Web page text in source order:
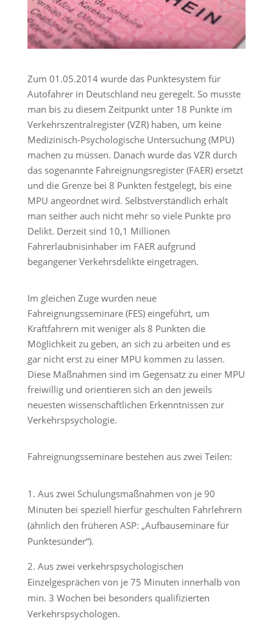
Zum 01.05.2014 wurde das Punktesystem für
Autofahrer in Deutschland neu geregelt. So musste
man bis zu diesem Zeitpunkt unter 18 Punkte im
Verkehrszentralregister (VZR) haben, um keine
Medizinisch-Psychologische Untersuchung (MPU)
machen zu müssen. Danach wurde das VZR durch
das sogenannte Fahreignungsregister (FAER) ersetzt
und die Grenze bei 8 Punkten festgelegt, bis eine
MPU angeordnet wird. Selbstverständlich erhält
man seither auch nicht mehr so viele Punkte pro
Delikt. Derzeit sind 10,1 Millionen
Fahrerlaubnisinhaber im FAER aufgrund
begangener Verkehrsdelikte eingetragen.
Im gleichen Zuge wurden neue
Fahreignungsseminare (FES) eingeführt, um
Kraftfahrern mit weniger als 8 Punkten die
Möglichkeit zu geben, an sich zu arbeiten und es
gar nicht erst zu einer MPU kommen zu lassen.
Diese Maßnahmen sind im Gegensatz zu einer MPU
freiwillig und orientieren sich an den jeweils
neuesten wissenschaftlichen Erkenntnissen zur
Verkehrspsychologie.
Fahreignungsseminare bestehen aus zwei Teilen:
Aus zwei Schulungsmaßnahmen von je 90
Minuten bei speziell hierfür geschulten Fahrlehrern
(ähnlich den früheren ASP: „Aufbauseminare für
Punktesünder“).
Aus zwei verkehrspsychologischen
Einzelgesprächen von je 75 Minuten innerhalb von
min. 3 Wochen bei besonders qualifizierten
Verkehrspsychologen.